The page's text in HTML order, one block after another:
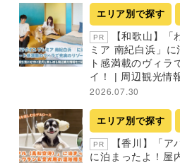
エリア別で探す
PR
【和歌山】「
ミア 南紀白浜」
ト感満載のヴィラ
イ！ | 周辺観光情
2026.07.30
エリア別で探す
PR
【香川】「ア
に泊まったよ！屋